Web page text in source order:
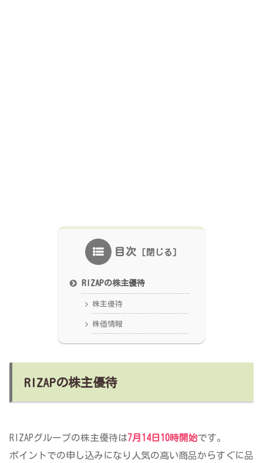
目次
RIZAPの株主優待
株主優待
株価情報
RIZAPの株主優待
RIZAPグループの株主優待は7月14日10時開始です。
ポイントでの申し込みになり人気の高い商品からすぐに品